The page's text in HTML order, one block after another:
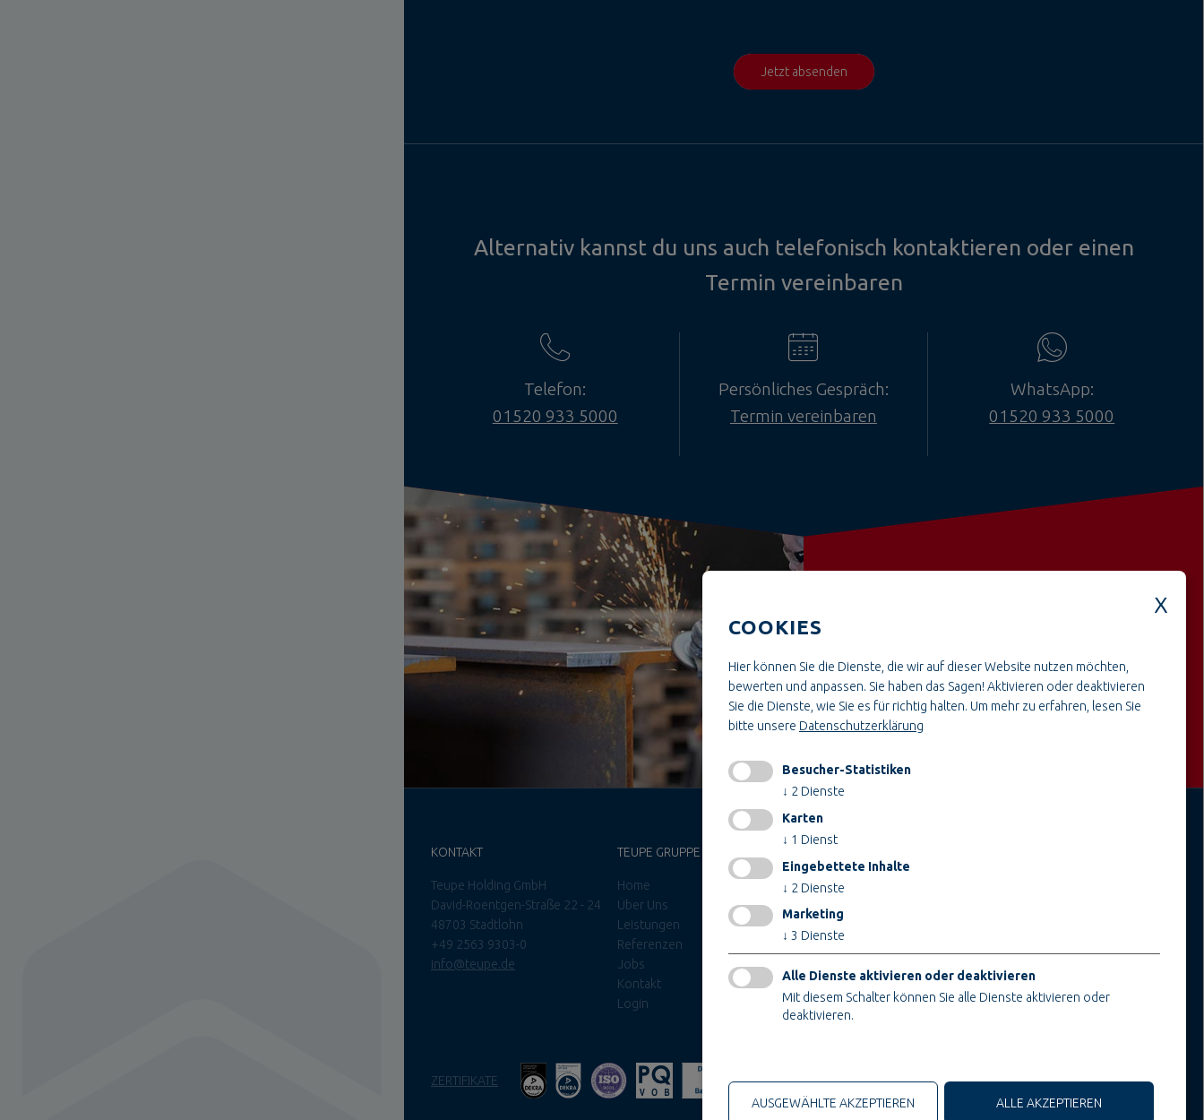
Jetzt absenden
Alternativ kannst du uns auch telefonisch kontaktieren oder einen
Termin vereinbaren
Telefon:
01520 933 5000
Persönliches Gespräch:
Termin vereinbaren
WhatsApp:
01520 933 5000
BereichHandwerk & Montage
KONTAKT
Teupe Holding GmbH
David-Roentgen-Straße 22 - 24
48703 Stadtlohn
+49 2563 9303-0
info@teupe.de
TEUPE GRUPPE
Home
Über Uns
Leistungen
Referenzen
Jobs
Kontakt
Login
Ausbildung & Studium
Bau- & Projektleitung
Administration & Verwaltung
Handwerk & Montage
ZERTIFIKATE
COOKIES
Hier können Sie die Dienste, die wir auf dieser Website nutzen möchten,
bewerten und anpassen. Sie haben das Sagen! Aktivieren oder deaktivieren
Sie die Dienste, wie Sie es für richtig halten. Um mehr zu erfahren, lesen Sie
bitte unsere Datenschutzerklärung
Besucher-Statistiken
↓ 2 Dienste
Karten
↓ 1 Dienst
Eingebettete Inhalte
↓ 2 Dienste
Marketing
↓ 3 Dienste
Alle Dienste aktivieren oder deaktivieren
Mit diesem Schalter können Sie alle Dienste aktivieren oder
deaktivieren.
AUSGEWÄHLTE AKZEPTIEREN ALLE AKZEPTIEREN